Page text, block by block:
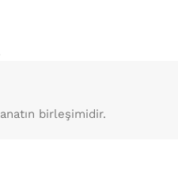
birleşimidir.